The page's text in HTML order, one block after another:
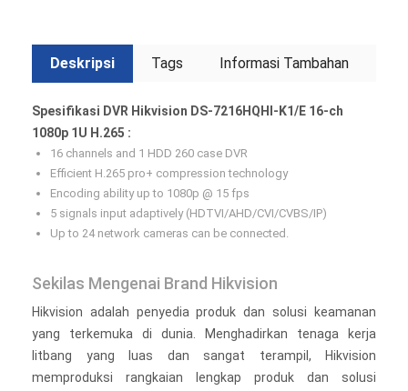
Deskripsi Tags Informasi Tambahan
Spesifikasi DVR Hikvision DS-7216HQHI-K1/E 16-ch
1080p 1U H.265 :
16 channels and 1 HDD 260 case DVR
Efficient H.265 pro+ compression technology
Encoding ability up to 1080p @ 15 fps
5 signals input adaptively (HDTVI/AHD/CVI/CVBS/IP)
Up to 24 network cameras can be connected.
Sekilas Mengenai Brand Hikvision
Hikvision adalah penyedia produk dan solusi keamanan
yang terkemuka di dunia. Menghadirkan tenaga kerja
litbang yang luas dan sangat terampil, Hikvision
memproduksi rangkaian lengkap produk dan solusi